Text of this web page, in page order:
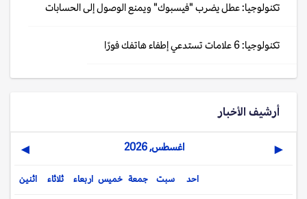
تكنولوجيا: عطل يضرب "فيسبوك" ويمنع الوصول إلى الحسابات
تكنولوجيا: 6 علامات تستدعي إطفاء هاتفك فورًا
أرشيف الأخبار
◀ اغسطس, 2026 ▶
اثنين ثلاثاء اربعاء خميس جمعة سبت احد